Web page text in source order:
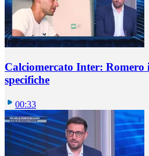
Calciomercato Inter: Romero
specifiche
00:33